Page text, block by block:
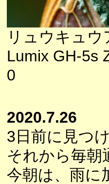
リュウキュウ
Lumix GH-5s
0
2020.7.26
3日前に見つ
それから毎朝
今朝は、雨に